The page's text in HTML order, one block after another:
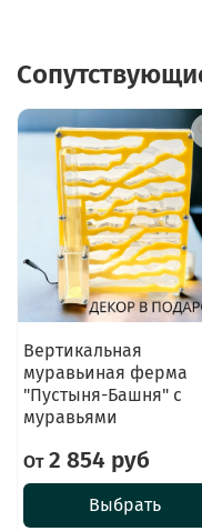
Вертикальная
муравьиная ферма
"Пустыня-Башня" с
муравьями
От2 854 руб
Выбрать